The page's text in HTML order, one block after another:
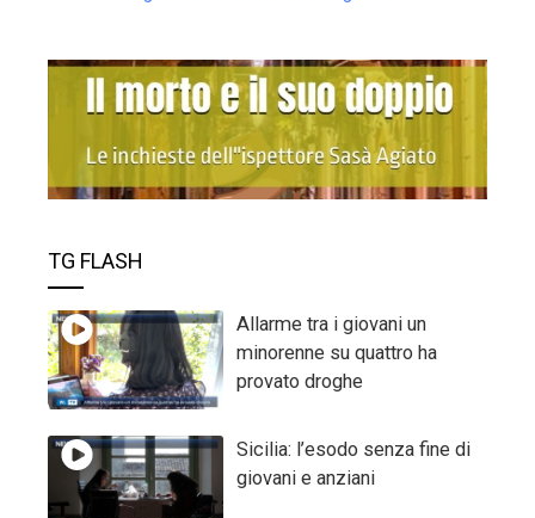
TG FLASH
Allarme tra i giovani un
minorenne su quattro ha
provato droghe
Sicilia: l’esodo senza fine di
giovani e anziani